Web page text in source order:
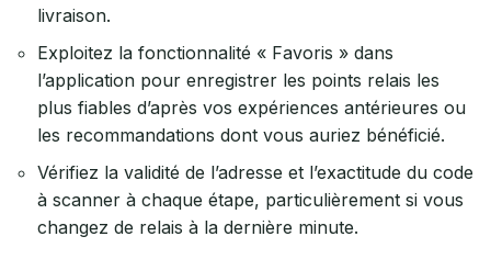
livraison.
Exploitez la fonctionnalité « Favoris » dans
l’application pour enregistrer les points relais les
plus fiables d’après vos expériences antérieures ou
les recommandations dont vous auriez bénéficié.
Vérifiez la validité de l’adresse et l’exactitude du code
à scanner à chaque étape, particulièrement si vous
changez de relais à la dernière minute.